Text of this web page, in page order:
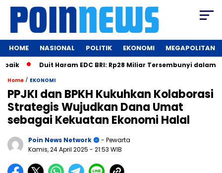
HOME NASIONAL POLITIK EKONOMI MEGAPOLITAN
Duit Haram EDC BRI: Rp28 Miliar Tersembunyi dalam Bilyet
Home / EKONOMI
PPJKI dan BPKH Kukuhkan Kolaborasi
Strategis Wujudkan Dana Umat
sebagai Kekuatan Ekonomi Halal
Poin News Network
- Pewarta
Kamis, 24 April 2025 - 21:53 WIB